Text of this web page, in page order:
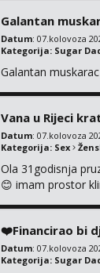
Galantan
Datum: 07.kolovoza
Kategorija: Sugar
Galantan
Vana u Rijeci
Datum: 07.kolovoza
Kategorija: Sex
Ola 31godisnja
😊 imam prostor
❤️Financirao bi
Datum: 07.kolovoza
Kategorija: Sugar